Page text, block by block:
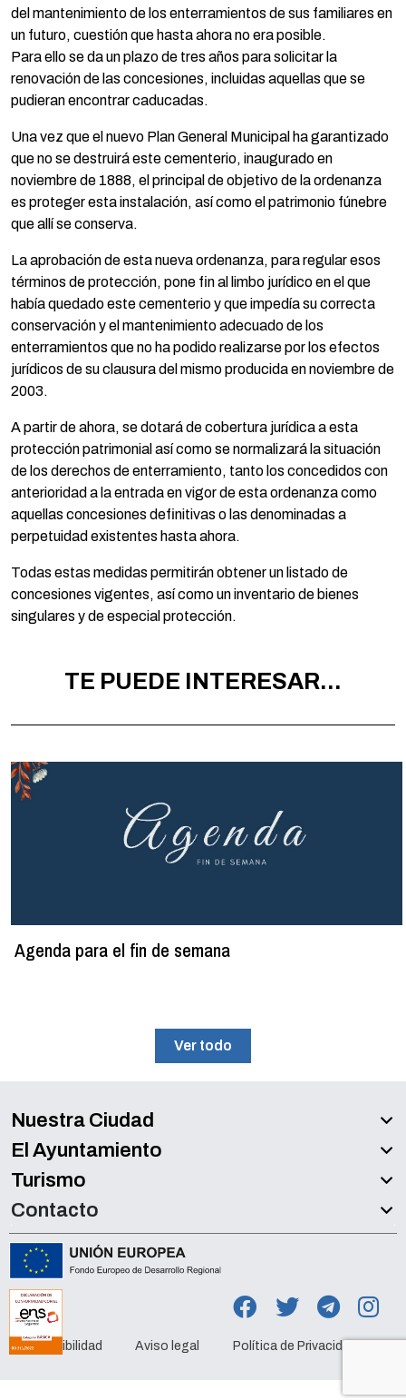
del mantenimiento de los enterramientos de sus familiares en
un futuro, cuestión que hasta ahora no era posible.
Para ello se da un plazo de tres años para solicitar la
renovación de las concesiones, incluidas aquellas que se
pudieran encontrar caducadas.
Una vez que el nuevo Plan General Municipal ha garantizado
que no se destruirá este cementerio, inaugurado en
noviembre de 1888, el principal de objetivo de la ordenanza
es proteger esta instalación, así como el patrimonio fúnebre
que allí se conserva.
La aprobación de esta nueva ordenanza, para regular esos
términos de protección, pone fin al limbo jurídico en el que
había quedado este cementerio y que impedía su correcta
conservación y el mantenimiento adecuado de los
enterramientos que no ha podido realizarse por los efectos
jurídicos de su clausura del mismo producida en noviembre de
2003.
A partir de ahora, se dotará de cobertura jurídica a esta
protección patrimonial así como se normalizará la situación
de los derechos de enterramiento, tanto los concedidos con
anterioridad a la entrada en vigor de esta ordenanza como
aquellas concesiones definitivas o las denominadas a
perpetuidad existentes hasta ahora.
Todas estas medidas permitirán obtener un listado de
concesiones vigentes, así como un inventario de bienes
singulares y de especial protección.
TE PUEDE INTERESAR...
Agenda para el fin de semana
Ver todo
Nuestra Ciudad
El Ayuntamiento
Turismo
Contacto
Accesibilidad Aviso legal Política de Privacidad